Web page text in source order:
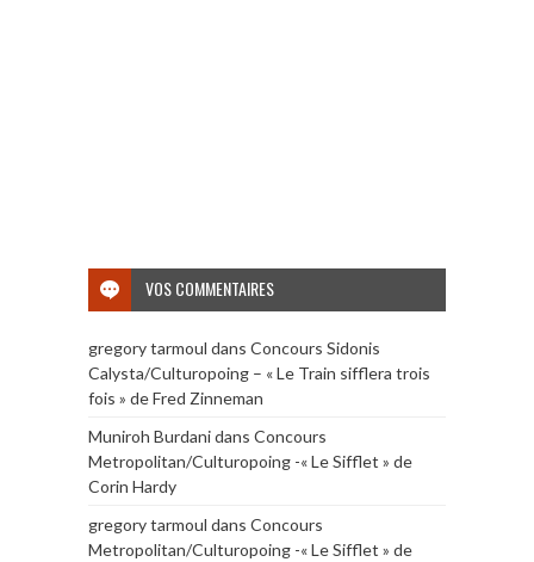
VOS COMMENTAIRES
gregory tarmoul dans Concours Sidonis
Calysta/Culturopoing – « Le Train sifflera trois
fois » de Fred Zinneman
Muniroh Burdanidans Concours
Metropolitan/Culturopoing -« Le Sifflet » de
Corin Hardy
gregory tarmoul dans Concours
Metropolitan/Culturopoing -« Le Sifflet » de